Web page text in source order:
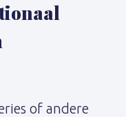
of andere